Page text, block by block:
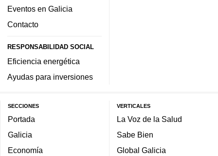
Eventos en Galicia
Contacto
RESPONSABILIDAD SOCIAL
Eficiencia energética
Ayudas para inversiones
SECCIONES
Portada
Galicia
Economía
VERTICALES
La Voz de la Salud
Sabe Bien
Global Galicia